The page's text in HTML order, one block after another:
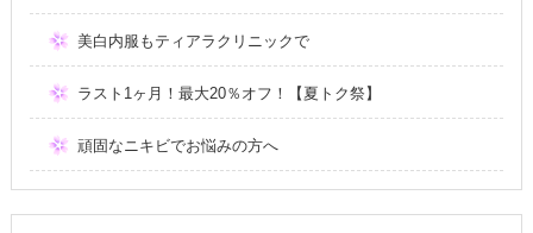
美白内服もティアラクリニックで
ラスト1ヶ月！最大20％オフ！【夏トク祭】
頑固なニキビでお悩みの方へ